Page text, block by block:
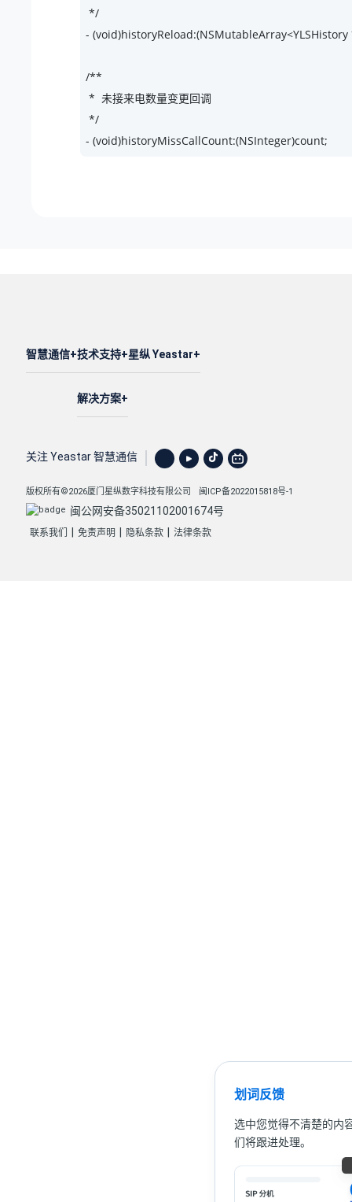
*/
-
/**
*  未接来电数量变更回调
*/
- (void)historyMissCallCount:(NSInteger)count;
划词反馈
选中您觉得不清楚的内
们将跟进处理。
智慧通信 技术支持
解决方案
星纵 Yeastar
关注 Yeastar 智慧通信
版权所有©2026厦门星纵数字科技有限公司 闽ICP备2022015818号-1
闽公网安备35021102001674号
联系我们 免责声明 隐私条款 法律条款